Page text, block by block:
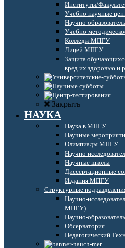
Институты/
Учебно-научные
Научно-
Учебно-
Колледж МПГУ
Лицей МПГУ
Защита
вред их здоровью и
Закрыть
НАУКА
Наука в МПГУ
Научные
Олимпиады МПГУ
Научно-
Научные школы
Диссертационные
Издания МПГУ
Структурные
Научно-
МПГУ)
Научно-
Обсерватория
Педагогический